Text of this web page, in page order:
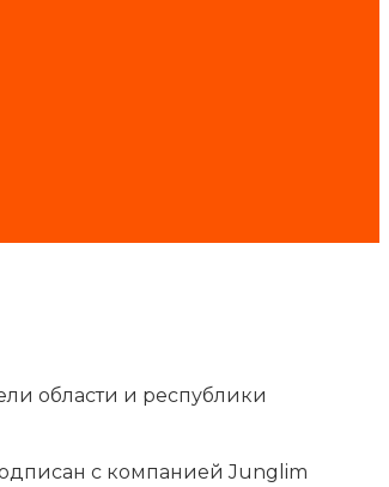
области и республики
с компанией Junglim